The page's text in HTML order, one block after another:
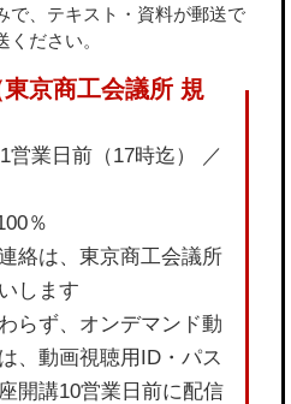
で、テキスト・資料が郵送で
ださい。
営業日前（17時迄） ／
％
絡は、東京商工会議所
します
らず、オンデマンド動
、動画視聴用ID・パス
開講10営業日前に配信